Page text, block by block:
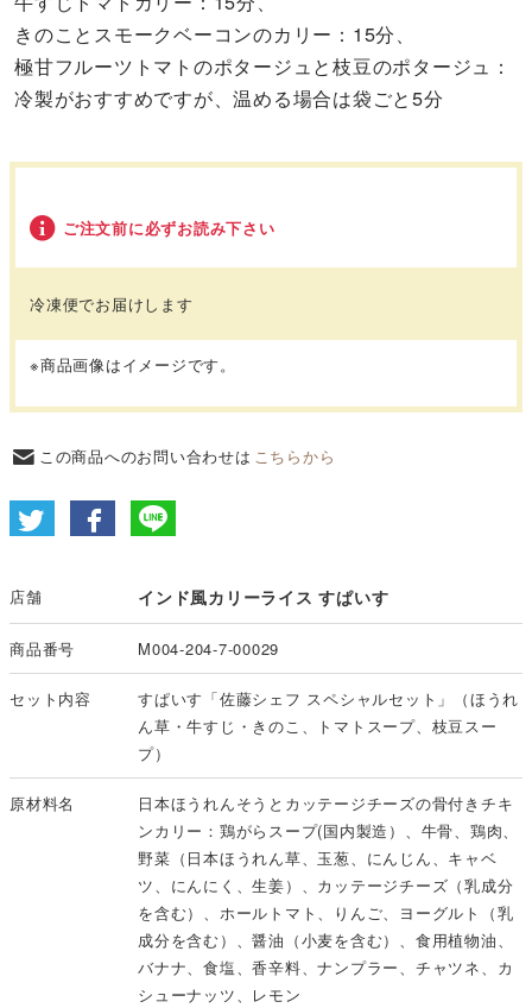
きのことスモークベーコンのカリー：15分、
極甘フルーツトマトのポタージュと枝豆のポタージュ：
冷製がおすすめですが、温める場合は袋ごと5分
ご注文前に必ずお読み下さい
冷凍便でお届けします
※商品画像はイメージです。
この商品へのお問い合わせは こちらから
店舗 インド風カリーライス すぱいす
商品番号 M004-204-7-00029
セット内容
すぱいす「佐藤シェフ スペシャルセット」（ほうれ
ん草・牛すじ・きのこ、トマトスープ、枝豆スー
プ）
原材料名
日本ほうれんそうとカッテージチーズの骨付きチキ
ンカリー：鶏がらスープ(国内製造）、牛骨、鶏肉、
野菜（日本ほうれん草、玉葱、にんじん、キャベ
ツ、にんにく、生姜）、カッテージチーズ（乳成分
を含む）、ホールトマト、りんご、ヨーグルト（乳
成分を含む）、醤油（小麦を含む）、食用植物油、
バナナ、食塩、香辛料、ナンプラー、チャツネ、カ
シューナッツ、レモン